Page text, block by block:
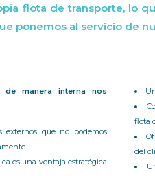
flota de transporte, lo
ponemos al servicio de
de manera interna nos
externos que no podemos
es una ventaja estratégica
flota
del